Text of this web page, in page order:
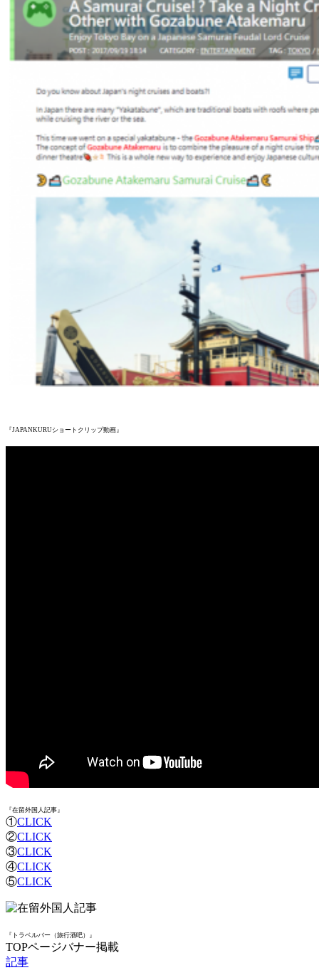
『JAPANKURUショートクリップ動画』
『在留外国人記事』
①CLICK
②CLICK
③CLICK
④CLICK
⑤CLICK
『トラベルバー（旅行酒吧）』
TOPページバナー掲載
記事